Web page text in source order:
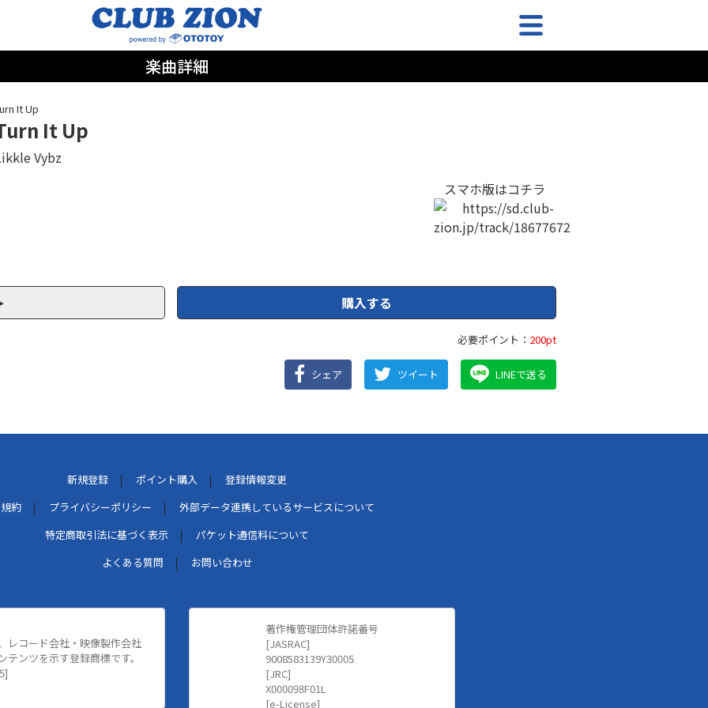
楽曲詳細
It Up
It Up
Vybz
スマホ版はコチラ
購入する
必要ポイント： 200pt
シェア ツイート LINEで送る
新規登録 ポイント購入
登録情報変更
約
プライバシーポリシー
外部データ連携しているサービスについて
特定商取引法に基づく表示
パケット通信料について
よくある質問
お問い合わせ
レコード会社・映像製作会社
テンツを示す登録商標です。
著作権管理団体許諾番号
[JASRAC]
9008583139Y30005
[JRC]
X000098F01L
[e-License]